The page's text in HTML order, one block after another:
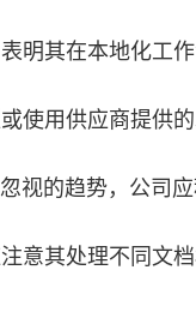
明其在本地化工
使用供应商提供
视的趋势，公司
意其处理不同文